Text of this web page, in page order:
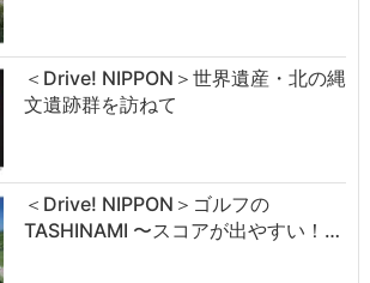
＜Drive! NIPPON＞世界遺産・北の縄
文遺跡群を訪ねて
＜Drive! NIPPON＞ゴルフの
TASHINAMI 〜スコアが出やすい！…